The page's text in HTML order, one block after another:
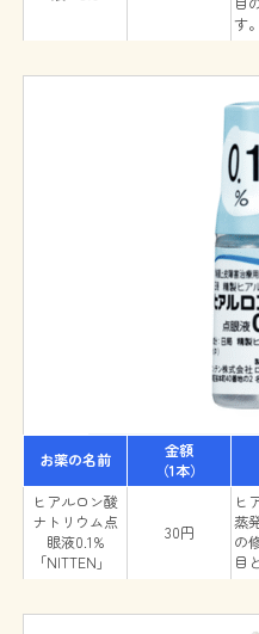
す。
お薬の名前
金額
（1本）
ヒアルロン酸
ナトリウム点
眼液0.1%
｢NITTEN」
30円
ヒ
蒸
の
目